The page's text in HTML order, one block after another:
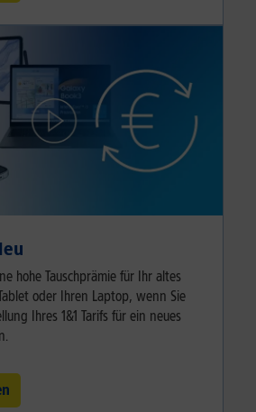
hohe Tauschprämie für Ihr altes
oder Ihren Laptop, wenn Sie
Ihres 1&1 Tarifs für ein neues